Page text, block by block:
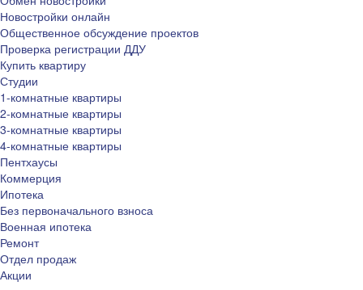
Новостройки онлайн
Общественное обсуждение проектов
Проверка регистрации ДДУ
Купить квартиру
Студии
1-комнатные квартиры
2-комнатные квартиры
3-комнатные квартиры
4-комнатные квартиры
Пентхаусы
Коммерция
Ипотека
Без первоначального взноса
Военная ипотека
Ремонт
Отдел продаж
Акции